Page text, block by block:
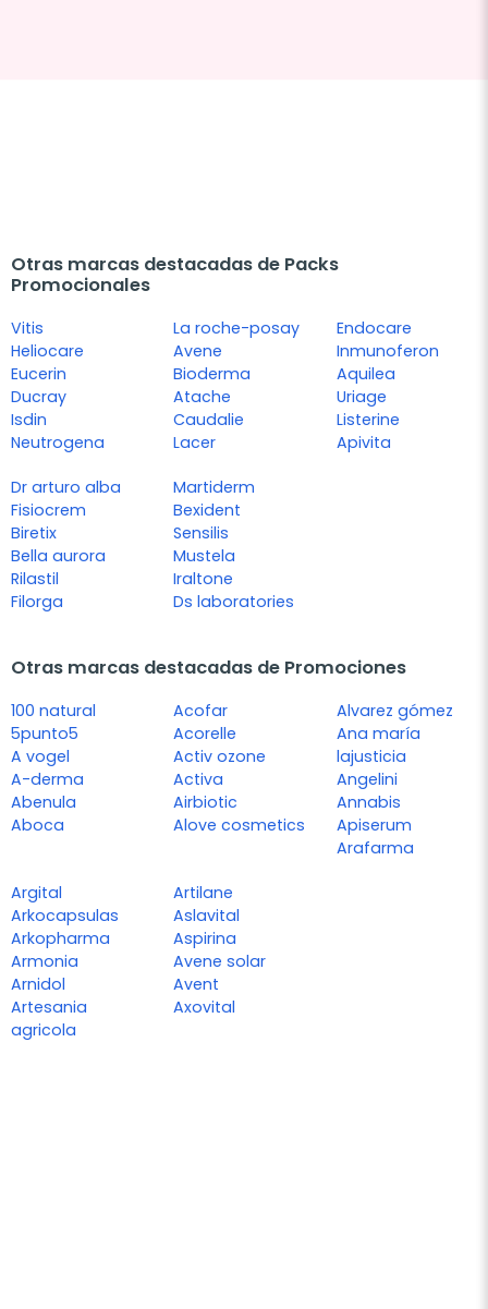
Otras marcas destacadas de Packs
Promocionales
Vitis
Heliocare
Eucerin
Ducray
Isdin
Neutrogena
La roche-posay
Avene
Bioderma
Atache
Caudalie
Lacer
Endocare
Inmunoferon
Aquilea
Uriage
Listerine
Apivita
Dr arturo alba
Fisiocrem
Biretix
Bella aurora
Rilastil
Filorga
Martiderm
Bexident
Sensilis
Mustela
Iraltone
Ds laboratories
Otras marcas destacadas de Promociones
100 natural
5punto5
A vogel
A-derma
Abenula
Aboca
Acofar
Acorelle
Activ ozone
Activa
Airbiotic
Alove cosmetics
Alvarez gómez
Ana maría
lajusticia
Angelini
Annabis
Apiserum
Arafarma
Argital
Arkocapsulas
Arkopharma
Armonia
Arnidol
Artesania
agricola
Artilane
Aslavital
Aspirina
Avene solar
Avent
Axovital